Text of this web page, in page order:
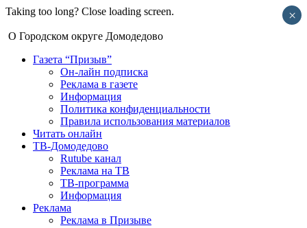
Taking too long? Close loading screen.
О Городском округе Домодедово
Газета “Призыв”
Он-лайн подписка
Реклама в газете
Информация
Политика конфиденциальности
Правила использования материалов
Читать онлайн
ТВ-Домодедово
Rutube канал
Реклама на ТВ
ТВ-программа
Информация
Реклама
Реклама в Призыве
×